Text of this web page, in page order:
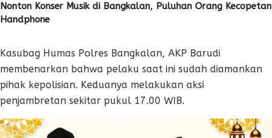
Nonton Konser Musik di Bangkalan, Puluhan Orang Kecopetan
Handphone
Kasubag Humas Polres Bangkalan, AKP Barudi
membenarkan bahwa pelaku saat ini sudah diamankan
pihak kepolisian. Keduanya melakukan aksi
penjambretan sekitar pukul 17.00 WIB.